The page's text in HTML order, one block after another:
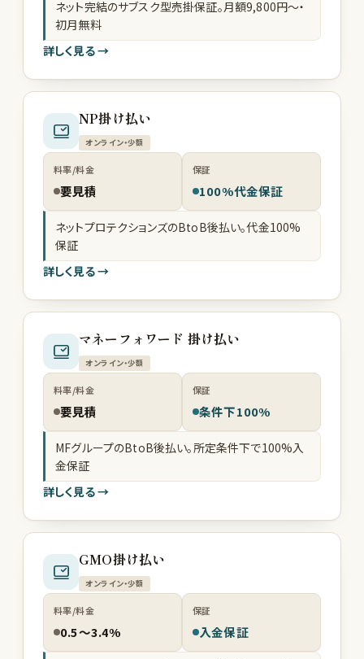
ネット完結のサブスク型売掛保証。月額9,800円〜・
初月無料
詳しく見る →
NP掛け払い
オンライン・少額
料率/料金
要見積
保証
100%代金保証
ネットプロテクションズのBtoB後払い。代金100%
保証
詳しく見る →
マネーフォワード 掛け払い
オンライン・少額
料率/料金
要見積
保証
条件下100%
MFグループのBtoB後払い。所定条件下で100%入
金保証
詳しく見る →
GMO掛け払い
オンライン・少額
料率/料金
0.5〜3.4%
保証
入金保証